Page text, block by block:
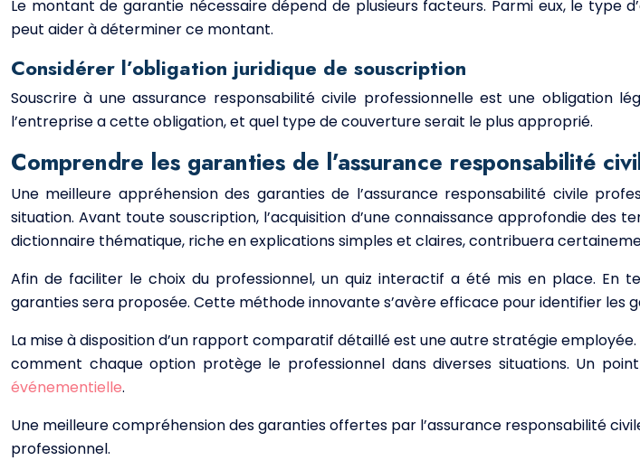
Le montant de garantie nécessaire dépend de plusieurs facteurs. Parmi eux, le type
peut aider à déterminer ce montant.
Considérer l’obligation juridique de souscription
Souscrire à une assurance responsabilité civile professionnelle est une obligation
l’entreprise a cette obligation, et quel type de couverture serait le plus approprié.
Comprendre les garanties de l’assurance responsabilité
Une meilleure appréhension des garanties de l’assurance responsabilité civile
situation. Avant toute souscription, l’acquisition d’une connaissance approfondie des
dictionnaire thématique, riche en explications simples et claires, contribuera
Afin de faciliter le choix du professionnel, un quiz interactif a été mis en place. En
garanties sera proposée. Cette méthode innovante s’avère efficace pour identifier les
La mise à disposition d’un rapport comparatif détaillé est une autre stratégie
comment chaque option protège le professionnel dans diverses situations. Un
événementielle.
Une meilleure compréhension des garanties offertes par l’assurance responsabilité
professionnel.